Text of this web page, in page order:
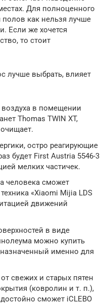
Для полноценного
как нельзя лучше
Если же хочется
то стоит
лучше выбрать, влияет
в помещении
Thomas TWIN XT,
остро реагирующие
будет First Austria 5546-3
мелких частичек.
человека сможет
«Xiaomi Mijia LDS
движений
в виде
можно купить
именно для
свежих и старых пятен
(ковролин и т. п.),
сможет iCLEBO